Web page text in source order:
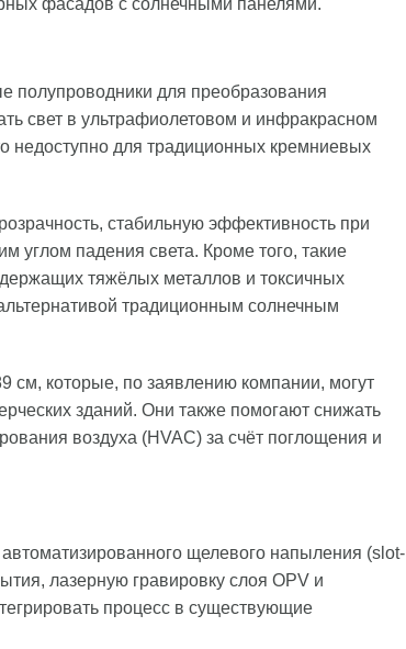
фасадов с солнечными панелями.
полупроводники для преобразования
свет в ультрафиолетовом и инфракрасном
недоступно для традиционных кремниевых
стабильную эффективность при
углом падения света. Кроме того, такие
тяжёлых металлов и токсичных
традиционным солнечным
см, которые, по заявлению компании, могут
зданий. Они также помогают снижать
воздуха (HVAC) за счёт поглощения и
щелевого напыления (slot-
лазерную гравировку слоя OPV и
процесс в существующие